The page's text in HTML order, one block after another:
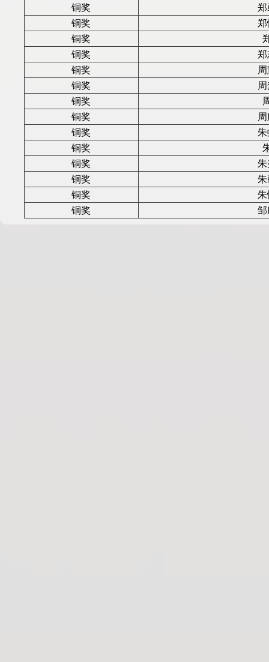
铜奖
铜奖
铜奖
铜奖
铜奖
铜奖
铜奖
铜奖
铜奖
铜奖
铜奖
铜奖
铜奖
铜奖